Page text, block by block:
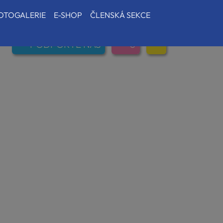
E-SHOP ČLENSKÁ SEKCE
PODPOŘTE NÁS 0